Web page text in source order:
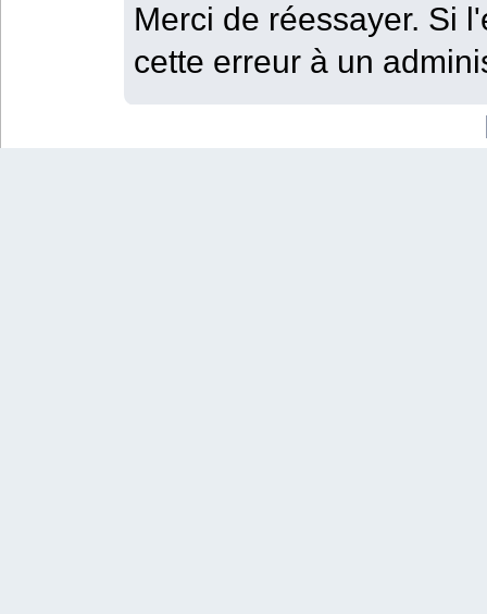
Merci de réessayer. Si
cette erreur à un